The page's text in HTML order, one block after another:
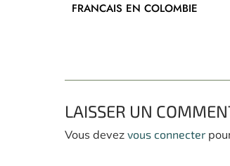
FRANCAIS EN COLOMBIE
LAISSER UN
Vous devez vous connecter